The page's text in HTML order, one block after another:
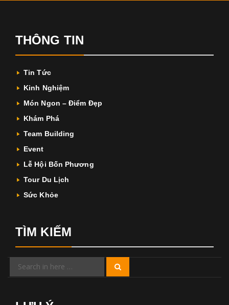
THÔNG TIN
Tin Tức
Kinh Nghiệm
Món Ngon – Điểm Đẹp
Khám Phá
Team Building
Event
Lễ Hội Bốn Phương
Tour Du Lịch
Sức Khỏe
TÌM KIẾM
Search